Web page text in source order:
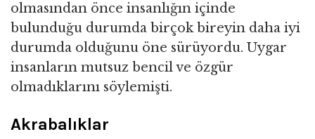
olmasından önce insanlığın içinde
bulunduğu durumda birçok bireyin daha iyi
durumda olduğunu öne sürüyordu. Uygar
insanların mutsuz bencil ve özgür
olmadıklarını söylemişti.
Akrabalıklar